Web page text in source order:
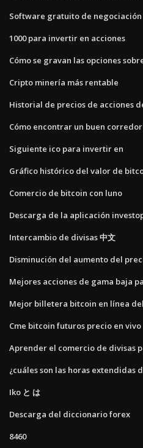
Software gratuito de
1000 para invertir en acciones
Cómo se gravan las opciones
Cripto minería más rentable
Historial de precios de acciones
Cómo encontrar un buen
Siguiente ico para invertir en
Gráfico histórico del valor de
Comercio de bitcoin con luno
Descarga de la aplicación
Intercambio de divisas 中文
Disminución del aumento del
Mejores acciones de gama baja
Mejor billetera bitcoin en línea
Cme bitcoin futuros precio en vivo
Aprender el comercio de divisas
¿cuáles son las horas extendidas
Iko と は
Descarga del diccionario forex
8460